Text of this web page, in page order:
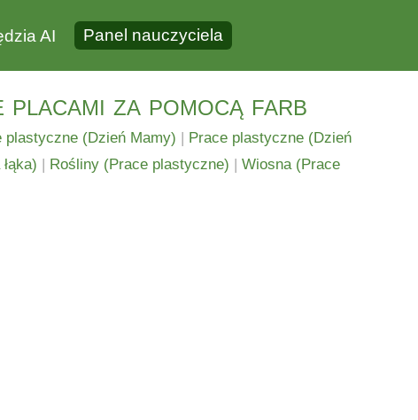
AI Panel nauczyciela
za pomocą farb
plastyczne (Dzień Mamy) | Prace plastyczne (Dzień
| Rośliny (Prace plastyczne) | Wiosna (Prace